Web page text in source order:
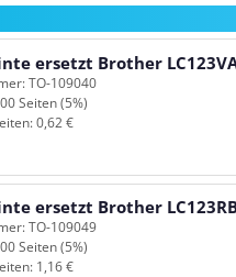
ersetzt Brother
TO-109040
Seiten (5%)
0,62 €
ersetzt Brother
TO-109049
Seiten (5%)
1,16 €